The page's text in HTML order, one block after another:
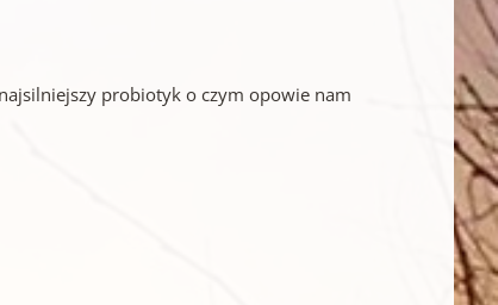
probiotyk o czym opowie nam